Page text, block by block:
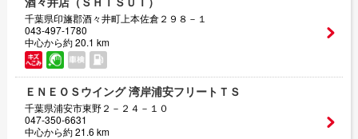
千葉県印旛郡酒々井町上本佐倉２９８－１
043-497-1780
中心から約 20.1 km
ＥＮＥＯＳウイング 湾岸浦安フリートＴＳ
千葉県浦安市東野２－２４－１０
047-350-6631
中心から約 21.6 km